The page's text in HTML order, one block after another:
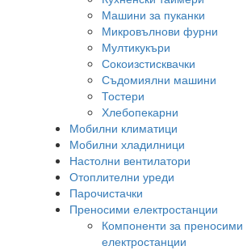
Машини за пуканки
Микровълнови фурни
Мултикукъри
Сокоизстисквачки
Съдомиялни машини
Тостери
Хлебопекарни
Мобилни климатици
Мобилни хладилници
Настолни вентилатори
Отоплителни уреди
Парочистачки
Преносими електростанции
Компоненти за преносими
електростанции